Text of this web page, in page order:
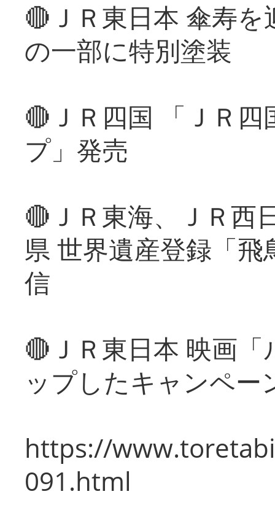
🔴ＪＲ東日本 傘寿
の一部に特別塗装
🔴ＪＲ四国 「ＪＲ
プ」発売
🔴ＪＲ東海、ＪＲ西
県 世界遺産登録「
信
🔴ＪＲ東日本 映画
ップしたキャンペー
https://
091.html